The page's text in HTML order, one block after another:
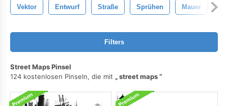
Vektor Entwurf Straße Sprühen Mauer
Filters
Street Maps Pinsel
124 kostenlosen Pinseln, die mit
street maps